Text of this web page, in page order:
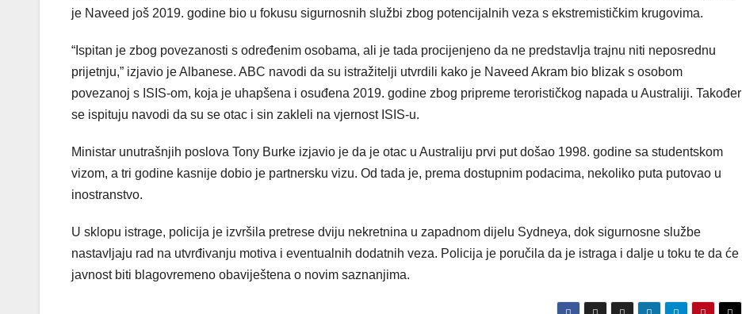
je Naveed još 2019. godine bio u fokusu sigurnosnih službi zbog potencijalnih veza s ekstremističkim krugovima.
“Ispitan je zbog povezanosti s određenim osobama, ali je tada procijenjeno da ne predstavlja trajnu niti neposrednu
prijetnju,” izjavio je Albanese. ABC navodi da su istražitelji utvrdili kako je Naveed Akram bio blizak s osobom
povezanoj s ISIS-om, koja je uhapšena i osuđena 2019. godine zbog pripreme terorističkog napada u Australiji. Također
se ispituju navodi da su se otac i sin zakleli na vjernost ISIS-u.
Ministar unutrašnjih poslova Tony Burke izjavio je da je otac u Australiju prvi put došao 1998. godine sa studentskom
vizom, a tri godine kasnije dobio je partnersku vizu. Od tada je, prema dostupnim podacima, nekoliko puta putovao u
inostranstvo.
U sklopu istrage, policija je izvršila pretrese dviju nekretnina u zapadnom dijelu Sydneya, dok sigurnosne službe
nastavljaju rad na utvrđivanju motiva i eventualnih dodatnih veza. Policija je poručila da je istraga i dalje u toku te da će
javnost biti blagovremeno obaviještena o novim saznanjima.